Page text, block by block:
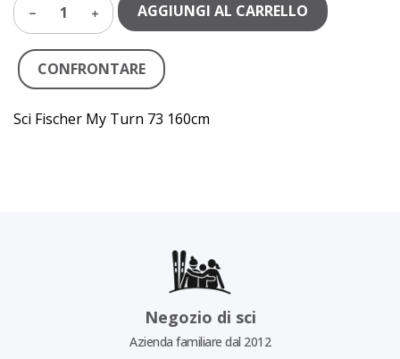
1 AGGIUNGI AL CARRELLO
CONFRONTARE
Sci Fischer My Turn 73 160cm
Negozio di sci
Azienda familiare dal 2012